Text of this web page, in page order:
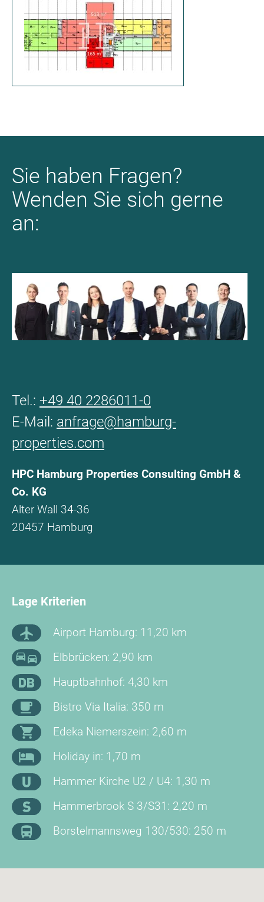
Sie haben Fragen?
Wenden Sie sich gerne
an:
Tel.: +49 40 2286011-0
E-Mail: anfrage@hamburg-
properties.com
HPC Hamburg Properties Consulting GmbH &
Co. KG
Alter Wall 34-36
20457 Hamburg
Lage Kriterien
Airport Hamburg: 11,20 km
Elbbrücken: 2,90 km
Hauptbahnhof: 4,30 km
Bistro Via Italia: 350 m
Edeka Niemerszein: 2,60 m
Holiday in: 1,70 m
Hammer Kirche U2 / U4: 1,30 m
Hammerbrook S 3/S31: 2,20 m
Borstelmannsweg 130/530: 250 m